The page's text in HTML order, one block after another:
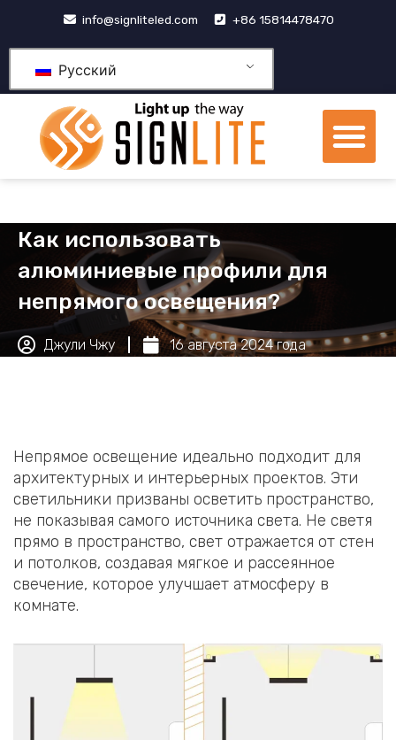
内
info@signliteled.com +86 15814478470
Русский
Как использовать
алюминиевые профили для
непрямого освещения?
Джули Чжу 16 августа 2024 года
Непрямое освещение идеально подходит для
архитектурных и интерьерных проектов. Эти
светильники призваны осветить пространство,
не показывая самого источника света. Не светя
прямо в пространство, свет отражается от стен
и потолков, создавая мягкое и рассеянное
свечение, которое улучшает атмосферу в
комнате.